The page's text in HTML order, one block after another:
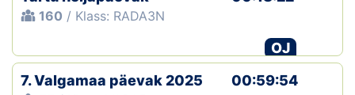
160 / Klass: RADA3N
OJ
7. Valgamaa päevak 2025
00:59:54